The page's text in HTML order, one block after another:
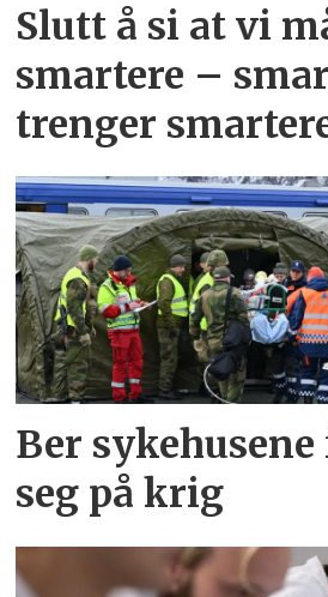
Slutt å si at vi
smartere –
trenger
Ber
seg på krig